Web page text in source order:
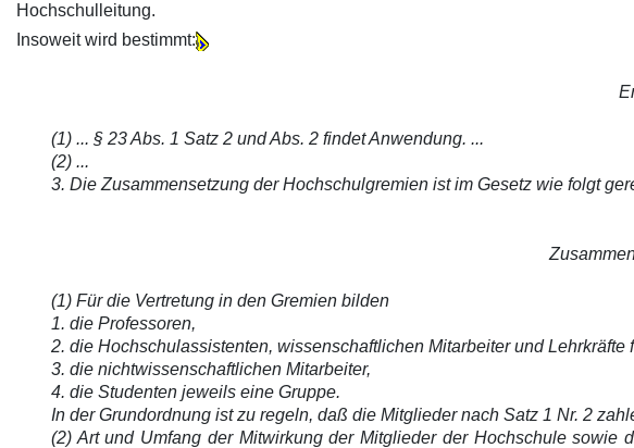
Hochschulleitung.
Insoweit wird bestimmt:
(1) ... § 23 Abs. 1 Satz 2 und Abs. 2 findet Anwendung. ...
(2) ...
3. Die Zusammensetzung der Hochschulgremien ist im Gesetz wie folgt
(1) Für die Vertretung in den Gremien bilden
1. die Professoren,
2. die Hochschulassistenten, wissenschaftlichen Mitarbeiter und
3. die nichtwissenschaftlichen Mitarbeiter,
4. die Studenten jeweils eine Gruppe.
In der Grundordnung ist zu regeln, daß die Mitglieder nach Satz 1 Nr. 2
(2) Art und Umfang der Mitwirkung der Mitglieder der Hochschule sowie